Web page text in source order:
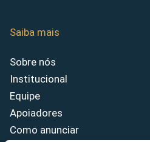
Saiba mais
Sobre nós
Institucional
Equipe
Apoiadores
Como anunciar